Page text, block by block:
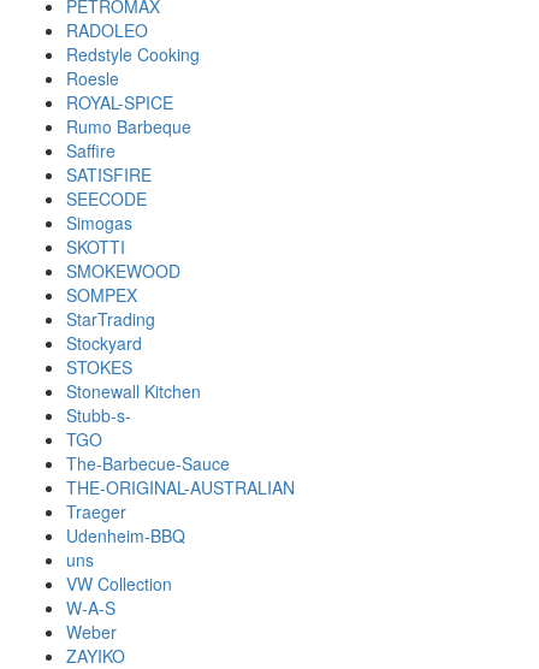
PETROMAX
RADOLEO
Redstyle Cooking
Roesle
ROYAL-SPICE
Rumo Barbeque
Saffire
SATISFIRE
SEECODE
Simogas
SKOTTI
SMOKEWOOD
SOMPEX
StarTrading
Stockyard
STOKES
Stonewall Kitchen
Stubb-s-
TGO
The-Barbecue-Sauce
THE-ORIGINAL-AUSTRALIAN
Traeger
Udenheim-BBQ
uns
VW Collection
W-A-S
Weber
ZAYIKO